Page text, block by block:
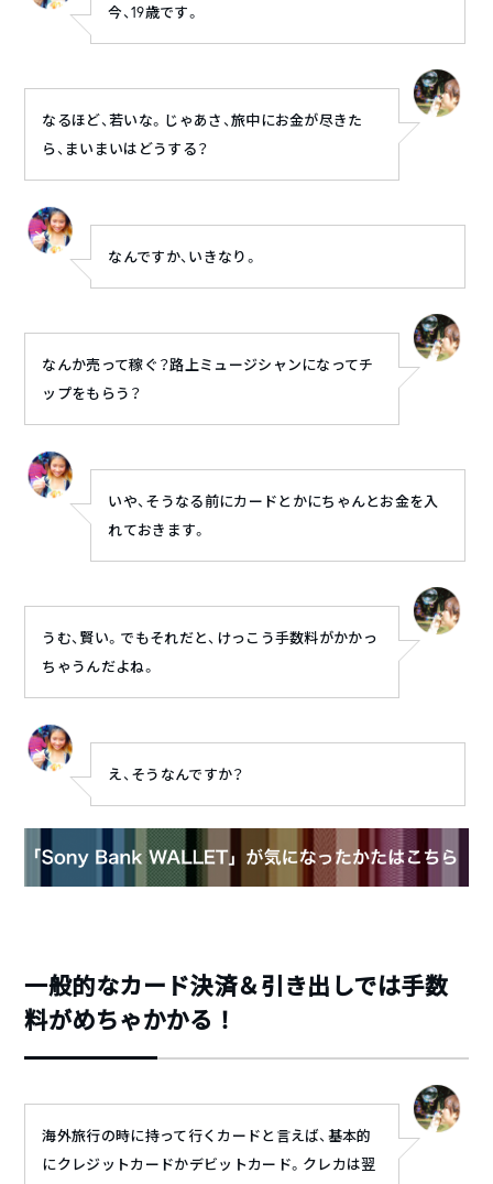
今、19歳です。
なるほど、若いな。じゃあさ、旅中にお金が尽きた
ら、まいまいはどうする？
なんですか、いきなり。
なんか売って稼ぐ？路上ミュージシャンになってチ
ップをもらう？
いや、そうなる前にカードとかにちゃんとお金を入
れておきます。
うむ、賢い。でもそれだと、けっこう手数料がかかっ
ちゃうんだよね。
え、そうなんですか？
一般的なカード決済＆引き出しでは手数
料がめちゃかかる！
海外旅行の時に持って行くカードと言えば、基本的
にクレジットカードかデビットカード。クレカは翌